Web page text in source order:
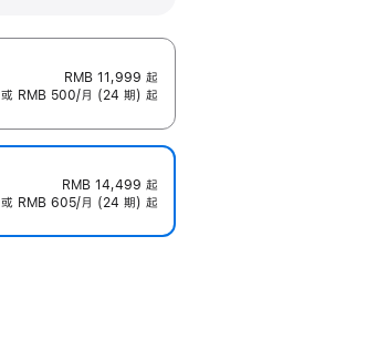
RMB 11,999 起
或 RMB 500/月 (24 期) 起
RMB 14,499 起
或 RMB 605/月 (24 期) 起